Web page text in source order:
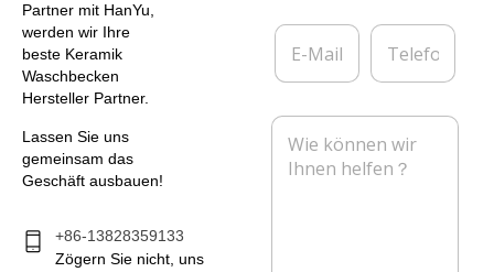
Partner mit HanYu,
werden wir Ihre
beste Keramik
Waschbecken
Hersteller Partner.
Lassen Sie uns
gemeinsam das
Geschäft ausbauen!
+86-13828359133
Zögern Sie nicht, uns
*
r
h
n
E
M
i
T
l
f
o
n
N